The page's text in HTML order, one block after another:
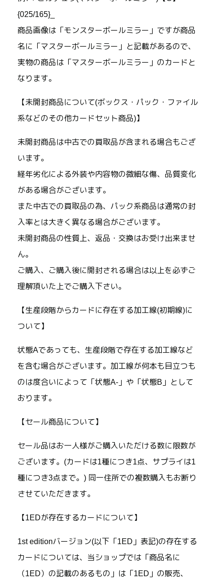
{025/165}_
商品画像は「モンスターボールミラー」ですが商品
名に「マスターボールミラー」と記載があるので、
実物の商品は「マスターボールミラー」のカードと
なります。
【未開封商品について(ボックス・パック・ファイル
系などのその他カードセット商品)】
未開封商品は中古での買取品が含まれる場合もござ
います。
経年劣化による外装や内容物の微細な傷、品質変化
がある場合がございます。
また中古での買取品の為、パック系商品は通常の封
入率とは大きく異なる場合がございます。
未開封商品の性質上、返品・交換はお受け出来ませ
ん。
ご購入、ご購入後に開封される場合は以上を必ずご
理解頂いた上でご購入下さい。
【生産段階からカードに存在する加工線(初期線)に
ついて】
状態Aであっても、生産段階で存在する加工線など
を含む場合がございます。加工線が何本も目立つも
のは度合いによって「状態A-」や「状態B」として
おります。
【セール商品について】
セール品はお一人様がご購入いただける数に限数が
ございます。(カードは1種につき1点、サプライは1
種につき3点まで。) 同一住所での複数購入もお断り
させていただきます。
【1EDが存在するカードについて】
1st editionバージョン(以下「1ED」表記)の存在する
カードについては、当ショップでは「商品名に
（1ED）の記載のあるもの」は「1ED」の販売、